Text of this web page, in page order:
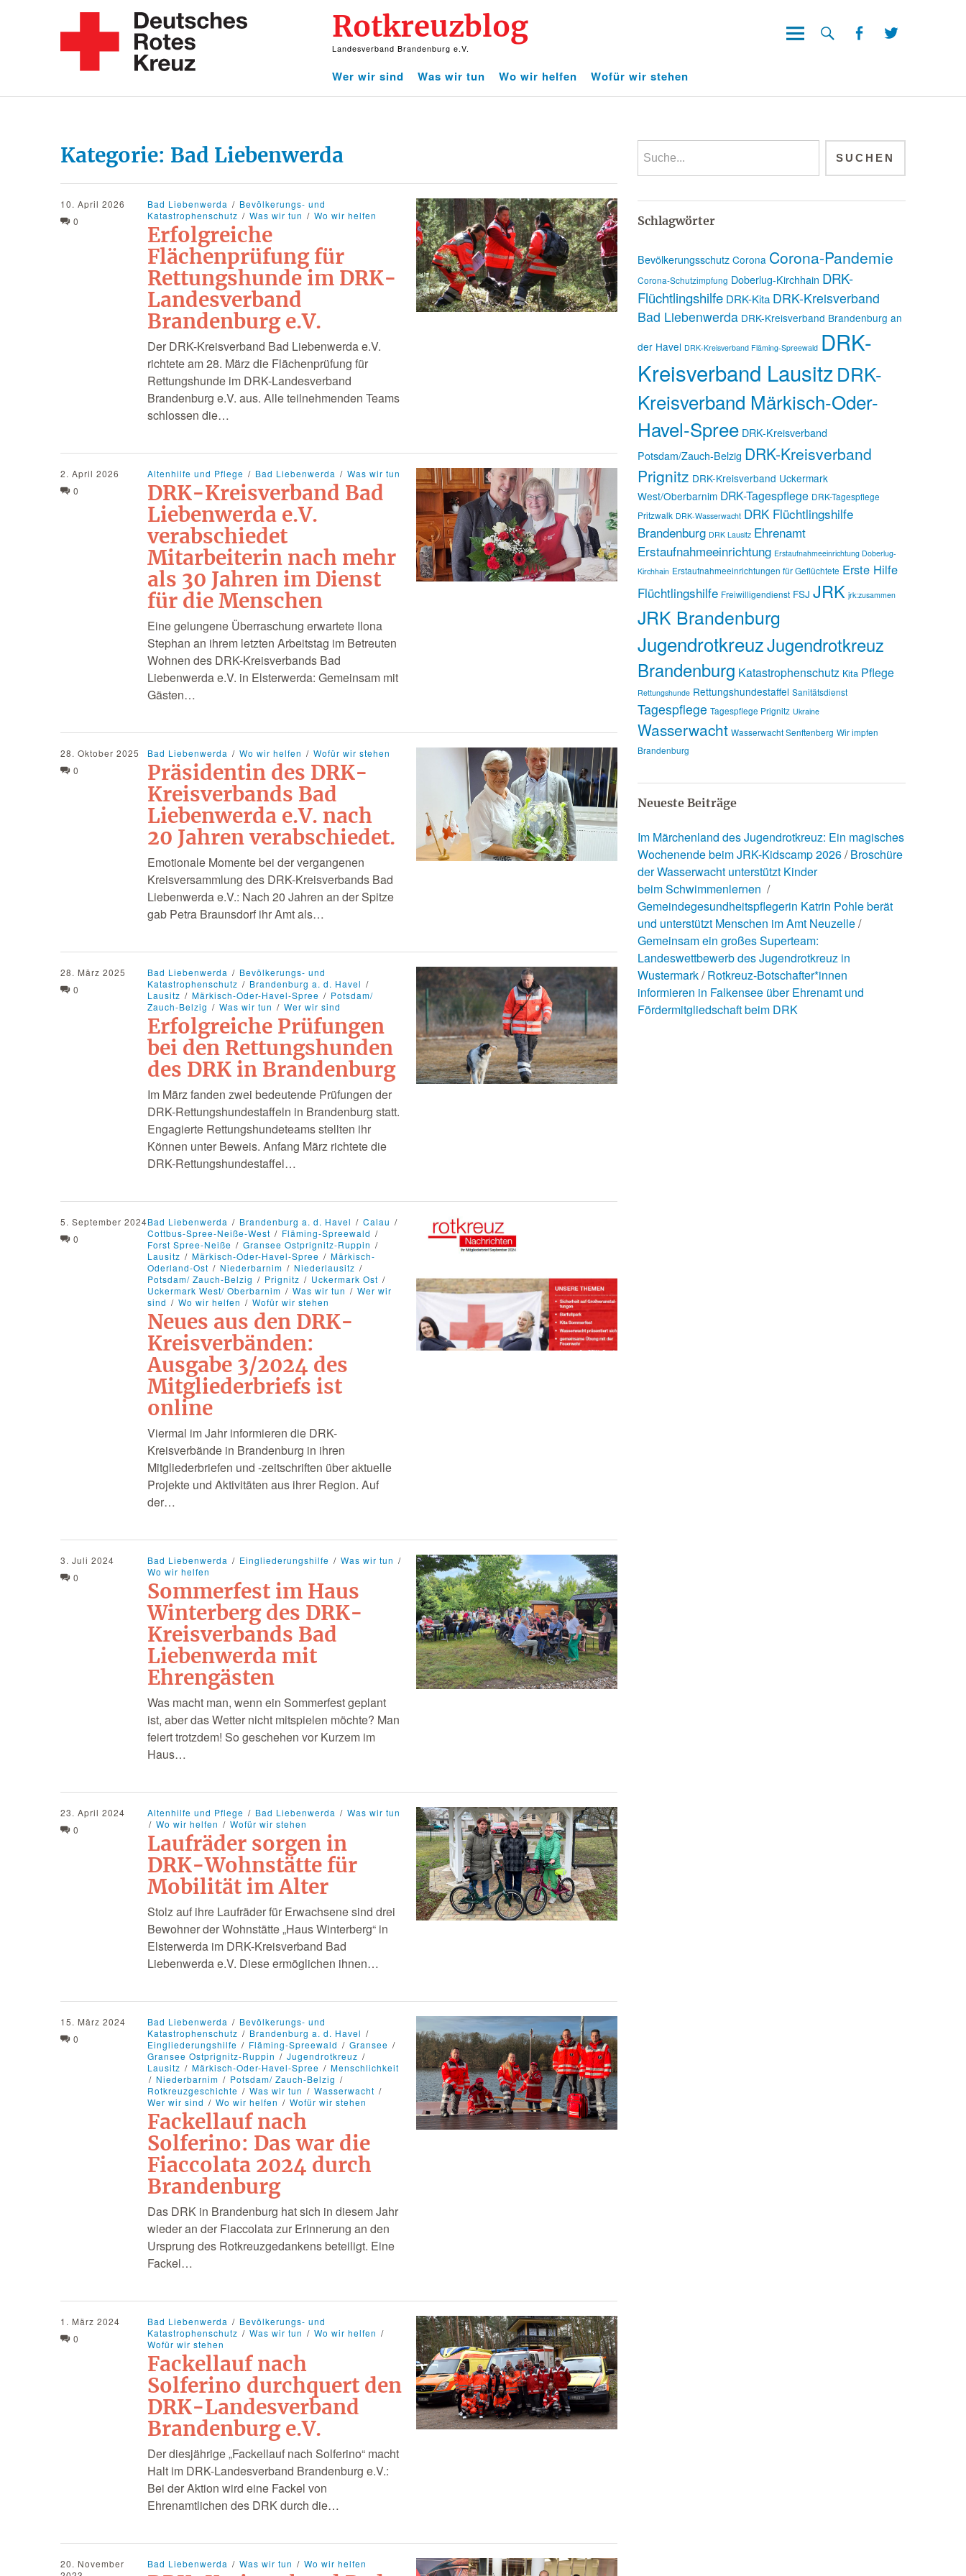
Rotkreuzblog
Landesverband Brandenburg e.V.
Wer wir sind
Was wir tun Wo wir helfen Wofür wir stehen
Kategorie: Bad Liebenwerda
10. April 2026
0
Bad Liebenwerda
Bevölkerungs- und
Katastrophenschutz
Was wir tun Wo wir helfen
Erfolgreiche
Flächenprüfung für
Rettungshunde im DRK-
Landesverband
Brandenburg e.V.
Der DRK-Kreisverband Bad Liebenwerda e.V.
richtete am 28. März die Flächenprüfung für
Rettungshunde im DRK-Landesverband
Brandenburg e.V. aus. Alle teilnehmenden Teams
schlossen die…
2. April 2026
0
Altenhilfe und Pflege Bad Liebenwerda Was wir tun
DRK-Kreisverband Bad
Liebenwerda e.V.
verabschiedet
Mitarbeiterin nach mehr
als 30 Jahren im Dienst
für die Menschen
Eine gelungene Überraschung erwartete Ilona
Stephan an ihrem letzten Arbeitstag im Betreuten
Wohnen des DRK-Kreisverbands Bad
Liebenwerda e.V. in Elsterwerda: Gemeinsam mit
Gästen…
28. Oktober 2025
0
Bad Liebenwerda Wo wir helfen Wofür wir stehen
Präsidentin des DRK-
Kreisverbands Bad
Liebenwerda e.V. nach
20 Jahren verabschiedet.
Emotionale Momente bei der vergangenen
Kreisversammlung des DRK-Kreisverbands Bad
Liebenwerda e.V.: Nach 20 Jahren an der Spitze
gab Petra Braunsdorf ihr Amt als…
28. März 2025
0
Bad Liebenwerda
Bevölkerungs- und
Katastrophenschutz
Brandenburg a. d. Havel
Lausitz
Märkisch-Oder-Havel-Spree
Potsdam/
Zauch-Belzig
Was wir tun Wer wir sind
Erfolgreiche Prüfungen
bei den Rettungshunden
des DRK in Brandenburg
Im März fanden zwei bedeutende Prüfungen der
DRK-Rettungshundestaffeln in Brandenburg statt.
Engagierte Rettungshundeteams stellten ihr
Können unter Beweis. Anfang März richtete die
DRK-Rettungshundestaffel…
5. September 2024
0
Bad Liebenwerda Brandenburg a. d. Havel
Calau
Cottbus-Spree-Neiße-West
Fläming-Spreewald
Forst Spree-Neiße
Gransee Ostprignitz-Ruppin
Lausitz
Märkisch-Oder-Havel-Spree
Märkisch-
Oderland-Ost
Niederbarnim
Niederlausitz
Potsdam/ Zauch-Belzig
Prignitz
Uckermark Ost
Uckermark West/ Oberbarnim
Was wir tun
Wer wir
sind
Wo wir helfen Wofür wir stehen
Neues aus den DRK-
Kreisverbänden:
Ausgabe 3/2024 des
Mitgliederbriefs ist
online
Viermal im Jahr informieren die DRK-
Kreisverbände in Brandenburg in ihren
Mitgliederbriefen und -zeitschriften über aktuelle
Projekte und Aktivitäten aus ihrer Region. Auf
der…
3. Juli 2024
0
Bad Liebenwerda Eingliederungshilfe
Was wir tun
Wo wir helfen
Sommerfest im Haus
Winterberg des DRK-
Kreisverbands Bad
Liebenwerda mit
Ehrengästen
Was macht man, wenn ein Sommerfest geplant
ist, aber das Wetter nicht mitspielen möchte? Man
feiert trotzdem! So geschehen vor Kurzem im
Haus…
23. April 2024
0
Altenhilfe und Pflege Bad Liebenwerda
Was wir tun
Wo wir helfen
Wofür wir stehen
Laufräder sorgen in
DRK-Wohnstätte für
Mobilität im Alter
Stolz auf ihre Laufräder für Erwachsene sind drei
Bewohner der Wohnstätte „Haus Winterberg“ in
Elsterwerda im DRK-Kreisverband Bad
Liebenwerda e.V. Diese ermöglichen ihnen…
15. März 2024
0
Bad Liebenwerda
Bevölkerungs- und
Katastrophenschutz
Brandenburg a. d. Havel
Eingliederungshilfe
Fläming-Spreewald
Gransee
Gransee Ostprignitz-Ruppin
Jugendrotkreuz
Lausitz
Märkisch-Oder-Havel-Spree
Menschlichkeit
Niederbarnim
Potsdam/ Zauch-Belzig
Rotkreuzgeschichte
Was wir tun
Wasserwacht
Wer wir sind
Wo wir helfen Wofür wir stehen
Fackellauf nach
Solferino: Das war die
Fiaccolata 2024 durch
Brandenburg
Das DRK in Brandenburg hat sich in diesem Jahr
wieder an der Fiaccolata zur Erinnerung an den
Ursprung des Rotkreuzgedankens beteiligt. Eine
Fackel…
1. März 2024
0
Bad Liebenwerda
Bevölkerungs- und
Katastrophenschutz
Was wir tun
Wo wir helfen
Wofür wir stehen
Fackellauf nach
Solferino durchquert den
DRK-Landesverband
Brandenburg e.V.
Der diesjährige „Fackellauf nach Solferino“ macht
Halt im DRK-Landesverband Brandenburg e.V.:
Bei der Aktion wird eine Fackel von
Ehrenamtlichen des DRK durch die…
20. November
Bad Liebenwerda Was wir tun Wo wir helfen
Schlagwörter
Bevölkerungsschutz Corona Corona-Pandemie
Corona-Schutzimpfung Doberlug-Kirchhain DRK-
Flüchtlingshilfe DRK-Kita DRK-Kreisverband
Bad Liebenwerda DRK-Kreisverband Brandenburg an
der Havel DRK-Kreisverband Fläming-Spreewald DRK-
Kreisverband LausitzDRK-
Kreisverband Märkisch-Oder-
Havel-Spree DRK-Kreisverband
Potsdam/Zauch-Belzig DRK-Kreisverband
Prignitz DRK-Kreisverband Uckermark
West/Oberbarnim DRK-Tagespflege DRK-Tagespflege
Pritzwalk DRK-Wasserwacht DRK Flüchtlingshilfe
Brandenburg DRK Lausitz Ehrenamt
Erstaufnahmeeinrichtung Erstaufnahmeeinrichtung Doberlug-
Kirchhain Erstaufnahmeeinrichtungen für Geflüchtete Erste Hilfe
Flüchtlingshilfe Freiwilligendienst FSJ JRK jrk:zusammen
JRK Brandenburg
JugendrotkreuzJugendrotkreuz
Brandenburg Katastrophenschutz Kita Pflege
Rettungshunde Rettungshundestaffel Sanitätsdienst
Tagespflege Tagespflege Prignitz Ukraine
Wasserwacht Wasserwacht Senftenberg Wir impfen
Brandenburg
Neueste Beiträge
Im Märchenland des Jugendrotkreuz: Ein magisches
Wochenende beim JRK-Kidscamp 2026 Broschüre
der Wasserwacht unterstützt Kinder
beim Schwimmenlernen
Gemeindegesundheitspflegerin Katrin Pohle berät
und unterstützt Menschen im Amt Neuzelle
Gemeinsam ein großes Superteam:
Landeswettbewerb des Jugendrotkreuz in
Wustermark Rotkreuz-Botschafter*innen
informieren in Falkensee über Ehrenamt und
Fördermitgliedschaft beim DRK